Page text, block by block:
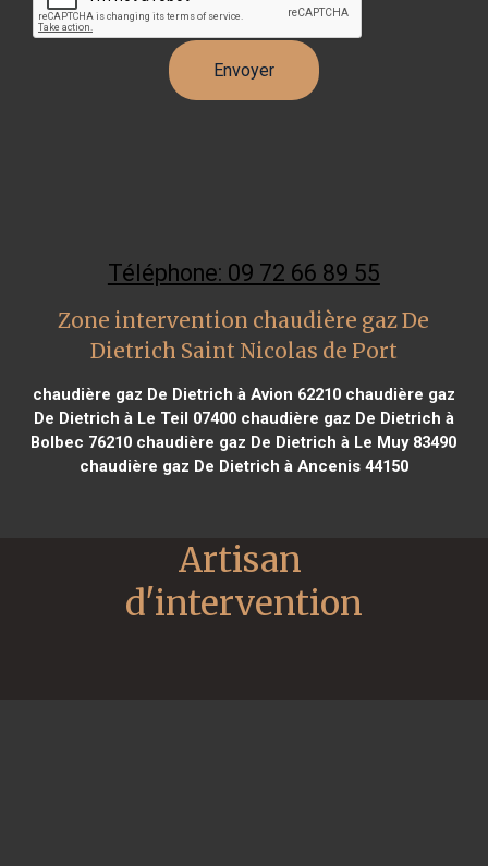
Téléphone: 09 72 66 89 55
Zone intervention chaudière gaz De
Dietrich Saint Nicolas de Port
chaudière gaz De Dietrich à Avion 62210chaudière gaz
De Dietrich à Le Teil 07400chaudière gaz De Dietrich à
Bolbec 76210 chaudière gaz De Dietrich à Le Muy 83490
chaudière gaz De Dietrich à Ancenis 44150
Artisan
d'intervention